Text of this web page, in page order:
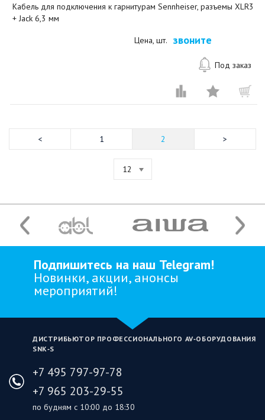
Кабель для подключения к гарнитурам Sennheiser, разъемы XLR3
+ Jack 6,3 мм
Цена, шт. звоните
Под заказ
1 2
12
Подпишитесь на наш Telegram!
Новинки, акции, анонсы
мероприятий!
ДИСТРИБЬЮТОР ПРОФЕССИОНАЛЬНОГО AV‑ОБОРУДОВАНИЯ
SNK‑S
+7 495 797-97-78
+7 965 203-29-55
по будням с 10:00 до 18:30